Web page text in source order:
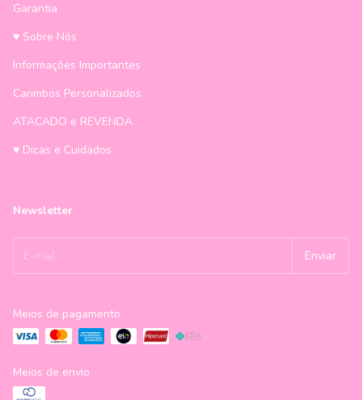
Garantia
♥ Sobre Nós
Informações Importantes
Carimbos Personalizados
ATACADO e REVENDA
♥ Dicas e Cuidados
Newsletter
Meios de pagamento
Meios de envio